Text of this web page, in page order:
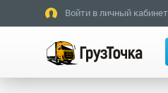
Войти в личный кабинет